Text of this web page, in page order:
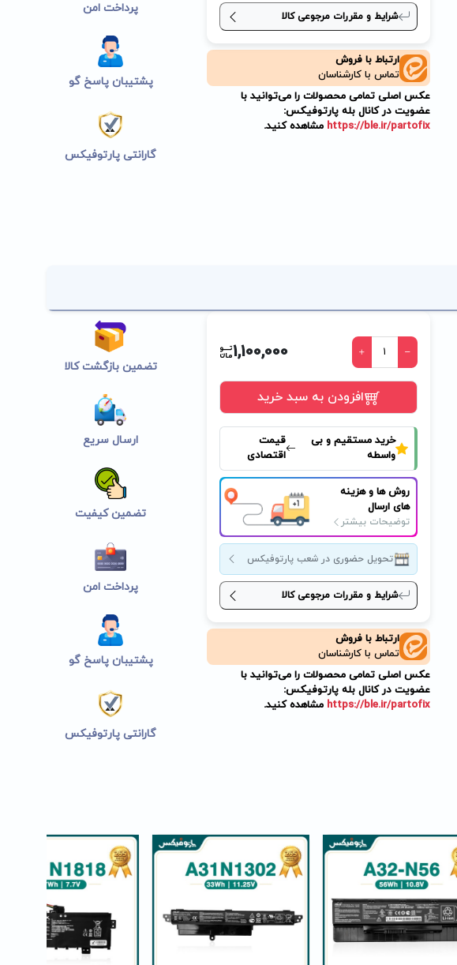
شرایط و مقررات مرجوعی کالا
ارتباط با فروش
تماس با کارشناسان
عکس اصلی تمامی محصولات را می‌توانید با
عضویت در کانال بله پارتوفیکس:
https://ble.ir/partofix مشاهده کنید.
پرداخت امن
پشتیبان پاسخ گو
گارانتی پارتوفیکس
1,100,000
افزودن به سبد خرید
خرید مستقیم و بی
واسطه
قیمت
اقتصادی
روش ها و هزینه
های ارسال
توضیحات بیشتر
تحویل حضوری در شعب پارتوفیکس
شرایط و مقررات مرجوعی کالا
ارتباط با فروش
تماس با کارشناسان
عکس اصلی تمامی محصولات را می‌توانید با
عضویت در کانال بله پارتوفیکس:
https://ble.ir/partofix مشاهده کنید.
تضمین بازگشت کالا
ارسال سریع
تضمین کیفیت
پرداخت امن
پشتیبان پاسخ گو
گارانتی پارتوفیکس